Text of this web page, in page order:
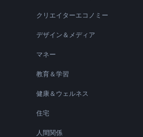
クリエイターエコノミー
デザイン＆メディア
マネー
教育＆学習
健康＆ウェルネス
住宅
人間関係